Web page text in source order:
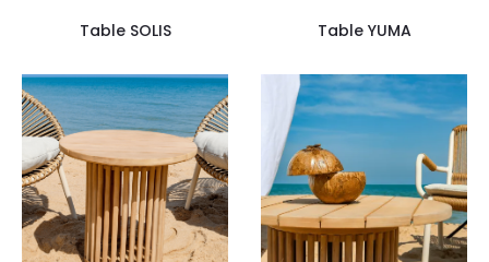
Table SOLIS Table YUMA